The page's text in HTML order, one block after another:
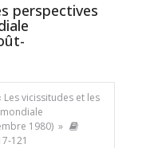
perspectives
Les vicissitudes et les
1980) »
121